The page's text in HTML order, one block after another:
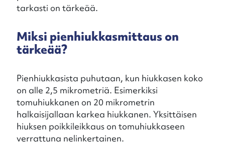
tarkasti on tärkeää.
Miksi pienhiukkasmittaus on
tärkeää?
Pienhiukkasista puhutaan, kun hiukkasen koko
on alle 2,5 mikrometriä. Esimerkiksi
tomuhiukkanen on 20 mikrometrin
halkaisijallaan karkea hiukkanen. Yksittäisen
hiuksen poikkileikkaus on tomuhiukkaseen
verrattuna nelinkertainen.